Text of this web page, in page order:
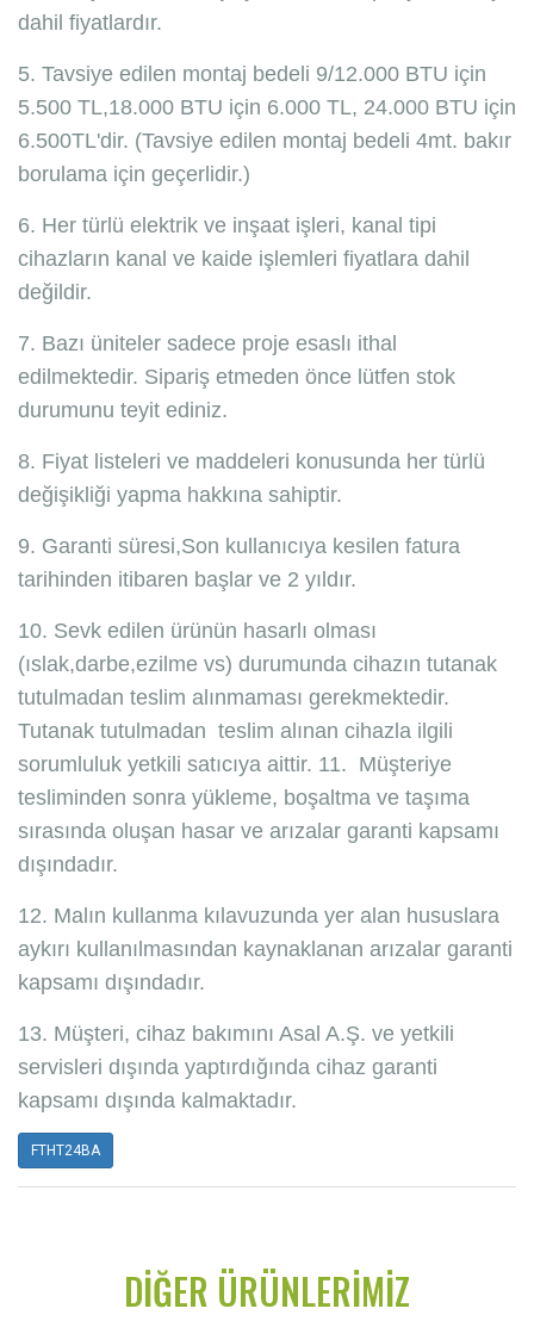
dahil fiyatlardır.
5. Tavsiye edilen montaj bedeli 9/12.000 BTU için
5.500 TL,18.000 BTU için 6.000 TL, 24.000 BTU için
6.500TL'dir. (Tavsiye edilen montaj bedeli 4mt. bakır
borulama için geçerlidir.)
6. Her türlü elektrik ve inşaat işleri, kanal tipi
cihazların kanal ve kaide işlemleri fiyatlara dahil
değildir.
7. Bazı üniteler sadece proje esaslı ithal
edilmektedir. Sipariş etmeden önce lütfen stok
durumunu teyit ediniz.
8. Fiyat listeleri ve maddeleri konusunda her türlü
değişikliği yapma hakkına sahiptir.
9. Garanti süresi,Son kullanıcıya kesilen fatura
tarihinden itibaren başlar ve 2 yıldır.
10. Sevk edilen ürünün hasarlı olması
(ıslak,darbe,ezilme vs) durumunda cihazın tutanak
tutulmadan teslim alınmaması gerekmektedir.
Tutanak tutulmadan teslim alınan cihazla ilgili
sorumluluk yetkili satıcıya aittir. 11. Müşteriye
tesliminden sonra yükleme, boşaltma ve taşıma
sırasında oluşan hasar ve arızalar garanti kapsamı
dışındadır.
12. Malın kullanma kılavuzunda yer alan hususlara
aykırı kullanılmasından kaynaklanan arızalar garanti
kapsamı dışındadır.
13. Müşteri, cihaz bakımını Asal A.Ş. ve yetkili
servisleri dışında yaptırdığında cihaz garanti
kapsamı dışında kalmaktadır.
FTHT24BA
DIĞER ÜRÜNLERIMIZ